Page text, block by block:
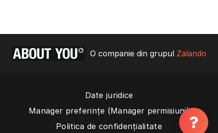
O companie din grupul Zalando
Date juridice
Manager preferințe (Manager permisiuni)
Politica de confidențialitate